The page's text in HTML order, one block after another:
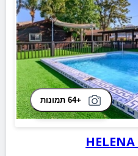
+64 תמונות